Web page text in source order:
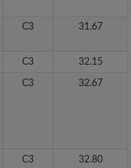
C3 31.67
C3 32.15
C3 32.67
C3 32.80